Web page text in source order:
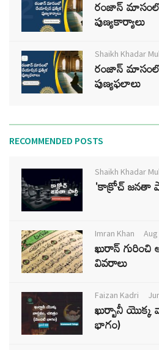
రంజాన్
పుణ్యకార్యాలు
Shaikh Khadar
రంజాన్
పుణ్యఫలాలు
RECOMMENDED POSTS
Shaikh Khadar
'కాక్రోచ్ జనతా
Imran Khan
ఖురాన్ గురించి
వివరాలు
Faizan Kadri
ఖుర్బానీ యొక్క
భాగం)